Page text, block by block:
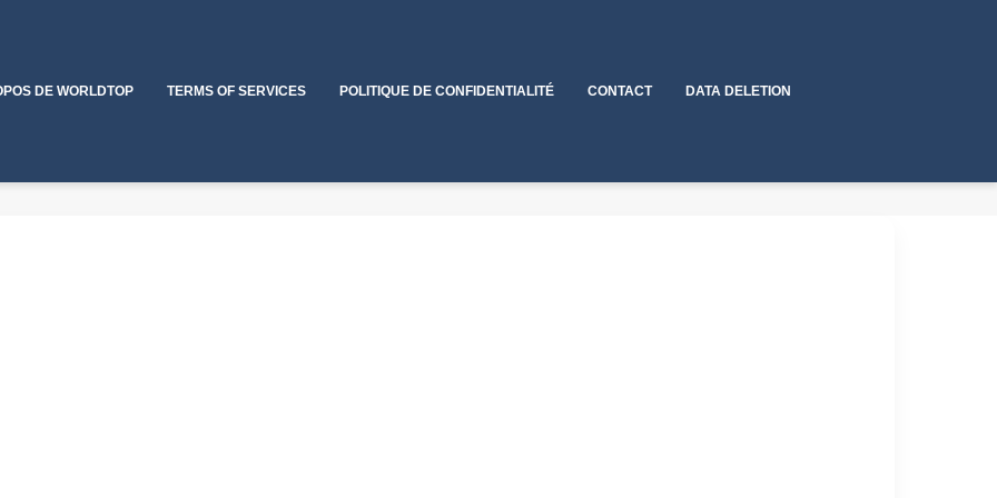
DE WORLDTOP TERMS OF SERVICES POLITIQUE DE CONFIDENTIALITÉ CONTACT DATA DELETION